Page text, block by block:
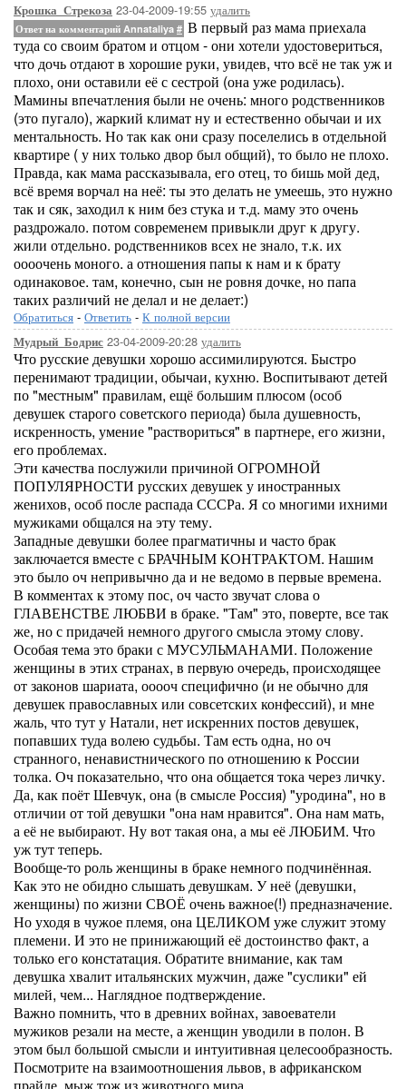
Крошка_Стрекоза 23-04-2009-19:55 удалить
Ответ на комментарий Annataliya # В первый раз мама приехала
туда со своим братом и отцом - они хотели удостовериться,
что дочь отдают в хорошие руки, увидев, что всё не так уж и
плохо, они оставили её с сестрой (она уже родилась).
Мамины впечатления были не очень: много родственников
(это пугало), жаркий климат ну и естественно обычаи и их
ментальность. Но так как они сразу поселелись в отдельной
квартире ( у них только двор был общий), то было не плохо.
Правда, как мама рассказывала, его отец, то бишь мой дед,
всё время ворчал на неё: ты это делать не умеешь, это нужно
так и сяк, заходил к ним без стука и т.д. маму это очень
раздрожало. потом современем привыкли друг к другу.
жили отдельно. родственников всех не знало, т.к. их
оооочень моного. а отношения папы к нам и к брату
одинаковое. там, конечно, сын не ровня дочке, но папа
таких различий не делал и не делает:)
Обратиться - Ответить - К полной версии
Мудрый_Бодрис 23-04-2009-20:28 удалить
Что русские девушки хорошо ассимилируются. Быстро
перенимают традиции, обычаи, кухню. Воспитывают детей
по "местным" правилам, ещё большим плюсом (особ
девушек старого советского периода) была душевность,
искренность, умение "раствориться" в партнере, его жизни,
его проблемах.
Эти качества послужили причиной ОГРОМНОЙ
ПОПУЛЯРНОСТИ русских девушек у иностранных
женихов, особ после распада СССРа. Я со многими ихними
мужиками общался на эту тему.
Западные девушки более прагматичны и часто брак
заключается вместе с БРАЧНЫМ КОНТРАКТОМ. Нашим
это было оч непривычно да и не ведомо в первые времена.
В комментах к этому пос, оч часто звучат слова о
ГЛАВЕНСТВЕ ЛЮБВИ в браке. "Там" это, поверте, все так
же, но с придачей немного другого смысла этому слову.
Особая тема это браки с МУСУЛЬМАНАМИ. Положение
женщины в этих странах, в первую очередь, происходящее
от законов шариата, ооооч специфично (и не обычно для
девушек православных или совсетских конфессий), и мне
жаль, что тут у Натали, нет искренних постов девушек,
попавших туда волею судьбы. Там есть одна, но оч
странного, ненавистнического по отношению к России
толка. Оч показательно, что она общается тока через личку.
Да, как поёт Шевчук, она (в смысле Россия) "уродина", но в
отличии от той девушки "она нам нравится". Она нам мать,
а её не выбирают. Ну вот такая она, а мы её ЛЮБИМ. Что
уж тут теперь.
Вообще-то роль женщины в браке немного подчинённая.
Как это не обидно слышать девушкам. У неё (девушки,
женщины) по жизни СВОЁ очень важное(!) предназначение.
Но уходя в чужое племя, она ЦЕЛИКОМ уже служит этому
племени. И это не принижающий её достоинство факт, а
только его констатация. Обратите внимание, как там
девушка хвалит итальянских мужчин, даже "суслики" ей
милей, чем... Наглядное подтверждение.
Важно помнить, что в древних войнах, завоеватели
мужиков резали на месте, а женщин уводили в полон. В
этом был большой смысли и интуитивная целесообразность.
Посмотрите на взаимоотношения львов, в африканском